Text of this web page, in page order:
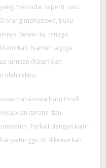
memadai seperti, satu
orang mahasiswa, buku
Selain itu, tenaga
Namun ia juga
jurusan (Kajur) dan
oleh rektor.
mahasiswa baru Prodi
sarana dan
Terkait dengan kajur
tunggu SK dikeluarkan